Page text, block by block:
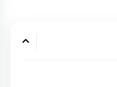
دارویی سگ